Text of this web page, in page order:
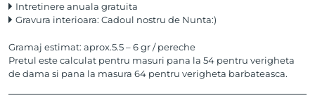
Intretinere anuala gratuita
Gravura interioara: Cadoul nostru de Nunta:)
Gramaj estimat: aprox.5.5 – 6 gr / pereche
Pretul este calculat pentru masuri pana la 54 pentru verigheta
de dama si pana la masura 64 pentru verigheta barbateasca.